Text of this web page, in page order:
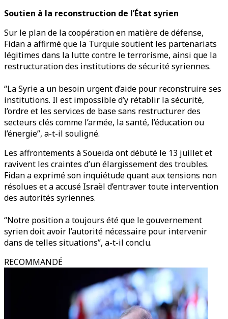
Soutien à la reconstruction de l’État syrien
Sur le plan de la coopération en matière de défense,
Fidan a affirmé que la Turquie soutient les partenariats
légitimes dans la lutte contre le terrorisme, ainsi que la
restructuration des institutions de sécurité syriennes.
“La Syrie a un besoin urgent d’aide pour reconstruire ses
institutions. Il est impossible d’y rétablir la sécurité,
l’ordre et les services de base sans restructurer des
secteurs clés comme l’armée, la santé, l’éducation ou
l’énergie”, a-t-il souligné.
Les affrontements à Soueïda ont débuté le 13 juillet et
ravivent les craintes d’un élargissement des troubles.
Fidan a exprimé son inquiétude quant aux tensions non
résolues et a accusé Israël d’entraver toute intervention
des autorités syriennes.
“Notre position a toujours été que le gouvernement
syrien doit avoir l’autorité nécessaire pour intervenir
dans de telles situations”, a-t-il conclu.
RECOMMANDÉ